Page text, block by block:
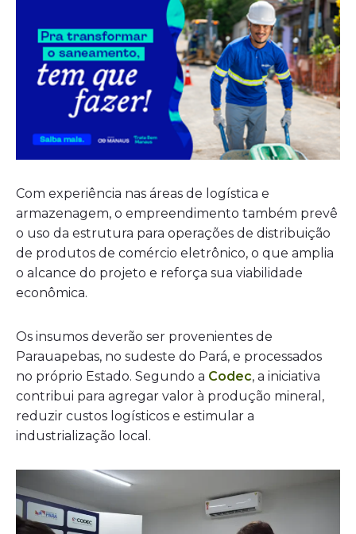
Com experiência nas áreas de logística e
armazenagem, o empreendimento também prevê
o uso da estrutura para operações de distribuição
de produtos de comércio eletrônico, o que amplia
o alcance do projeto e reforça sua viabilidade
econômica.
Os insumos deverão ser provenientes de
Parauapebas, no sudeste do Pará, e processados
no próprio Estado. Segundo a Codec, a iniciativa
contribui para agregar valor à produção mineral,
reduzir custos logísticos e estimular a
industrialização local.